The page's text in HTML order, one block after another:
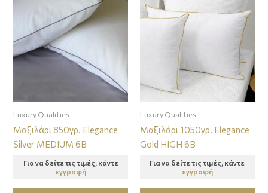
Luxury Qualities
Μαξιλάρι 850γρ. Elegance
Silver MEDIUM 6Β
Για να δείτε τις τιμές, κάντε
εγγραφή
Luxury Qualities
Μαξιλάρι 1050γρ. Elegance
Gold HIGH 6Β
Για να δείτε τις τιμές, κάντε
εγγραφή